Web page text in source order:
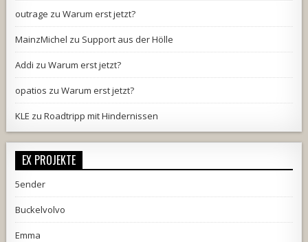
outrage zuWarum erst jetzt?
MainzMichel zu Support aus der Hölle
Addi zuWarum erst jetzt?
opatios zuWarum erst jetzt?
KLE zuRoadtripp mit Hindernissen
EX PROJEKTE
5ender
Buckelvolvo
Emma